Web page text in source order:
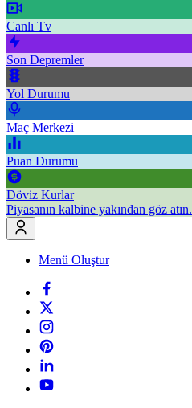
Canlı Tv
Son Depremler
Yol Durumu
Maç Merkezi
Puan Durumu
Döviz Kurlar
Piyasanın kalbine yakından göz atın.
Menü Oluştur